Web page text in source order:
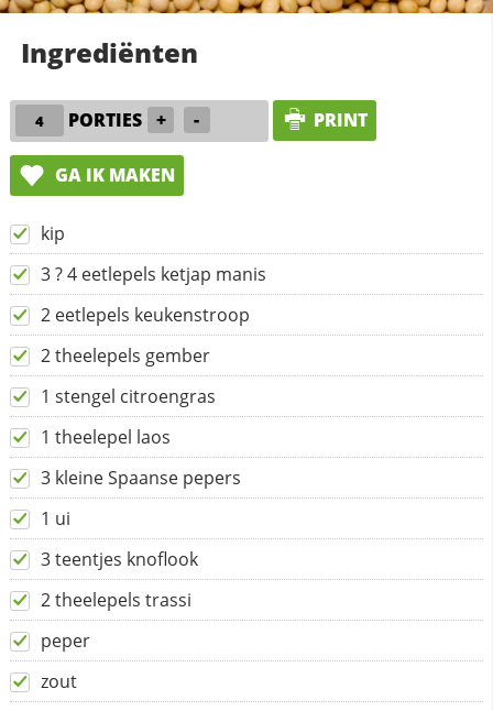
Ingrediënten
PORTIES + - PRINT
GA IK MAKEN
kip
3 ? 4 eetlepels ketjap manis
2 eetlepels keukenstroop
2 theelepels gember
1 stengel citroengras
1 theelepel laos
3 kleine Spaanse pepers
1 ui
3 teentjes knoflook
2 theelepels trassi
peper
zout